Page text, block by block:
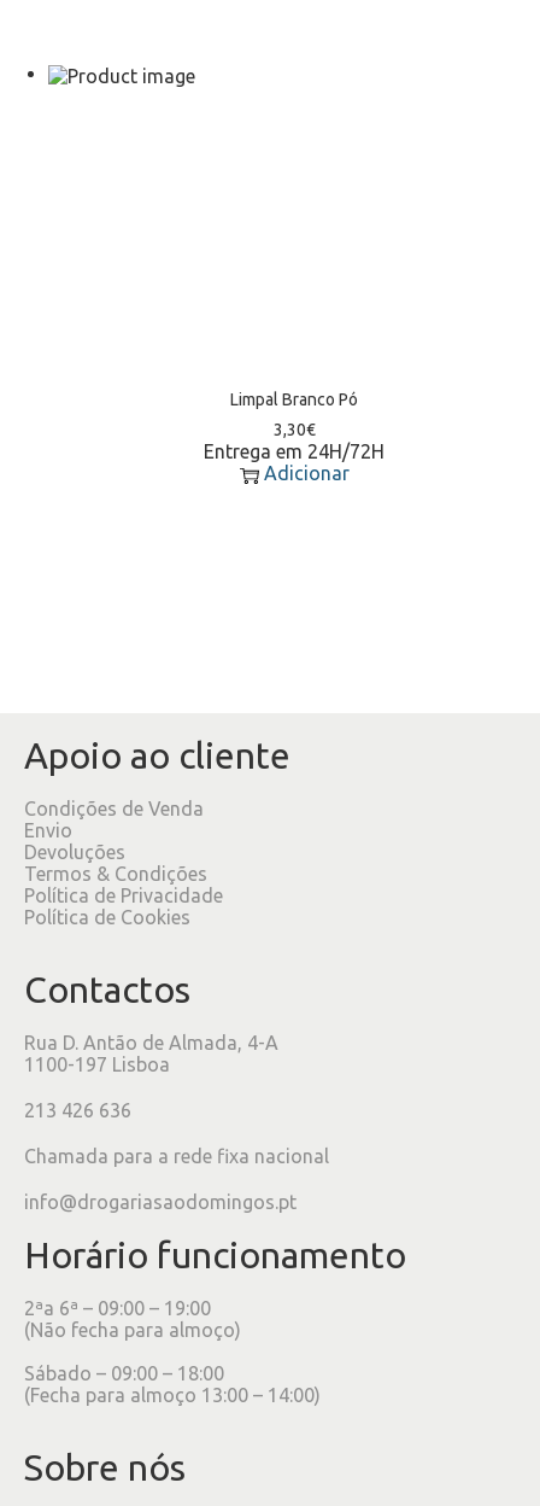
Limpal Branco Pó
3,30€
Entrega em 24H/72H
Adicionar
Apoio ao cliente
Condições de Venda
Envio
Devoluções
Termos & Condições
Política de Privacidade
Política de Cookies
Contactos
Rua D. Antão de Almada, 4-A
1100-197 Lisboa
213 426 636
Chamada para a rede fixa nacional
info@drogariasaodomingos.pt
Horário funcionamento
2ªa 6ª – 09:00 – 19:00
(Não fecha para almoço)
Sábado – 09:00 – 18:00
(Fecha para almoço 13:00 – 14:00)
Sobre nós